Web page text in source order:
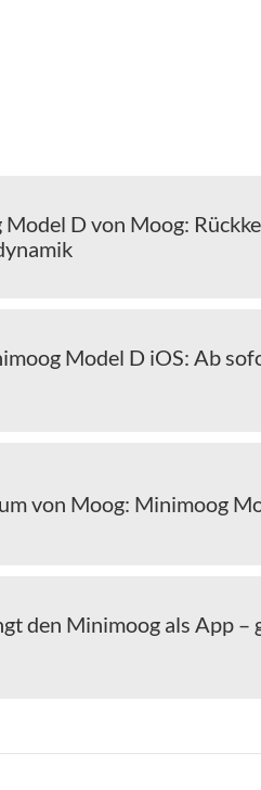
D von Moog:
Model D iOS: Ab
von Moog: Minimoog
den Minimoog als App –